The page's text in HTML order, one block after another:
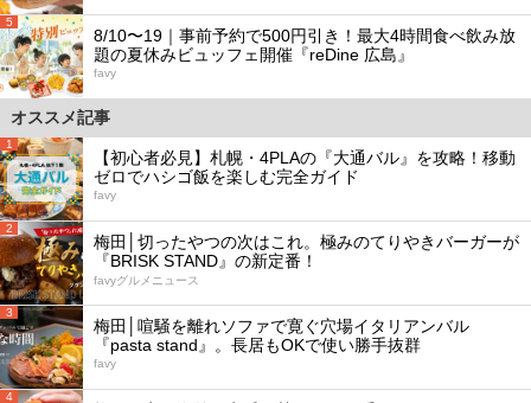
5
8/10〜19｜事前予約で500円引き！最大4時間食べ飲み放
題の夏休みビュッフェ開催『reDine 広島』
favy
オススメ記事
1
【初心者必見】札幌・4PLAの『大通バル』を攻略！移動
ゼロでハシゴ飯を楽しむ完全ガイド
favy
2
梅田│切ったやつの次はこれ。極みのてりやきバーガーが
『BRISK STAND』の新定番！
favyグルメニュース
3
梅田│喧騒を離れソファで寛ぐ穴場イタリアンバル
『pasta stand』。長居もOKで使い勝手抜群
favy
4